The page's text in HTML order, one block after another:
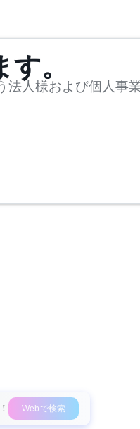
。
人様および個人事
Webで検索